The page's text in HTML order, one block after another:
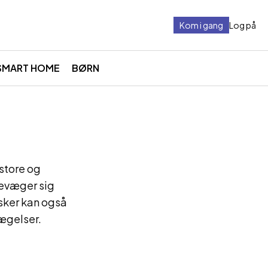
Log på
Kom i gang
HOME BØRN
og
sig
kan også